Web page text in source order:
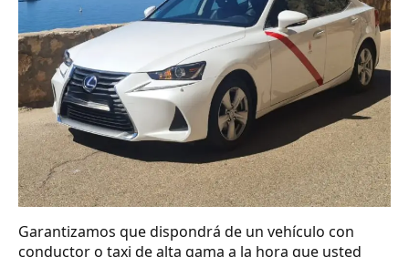
Garantizamos que dispondrá de un vehículo con
conductor o taxi de alta gama a la hora que usted